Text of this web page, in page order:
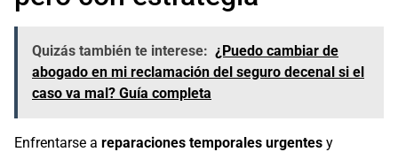
Quizás también te interese: ¿Puedo cambiar de
abogado en mi reclamación del seguro decenal si el
caso va mal? Guía completa
Enfrentarse a reparaciones temporales urgentes y